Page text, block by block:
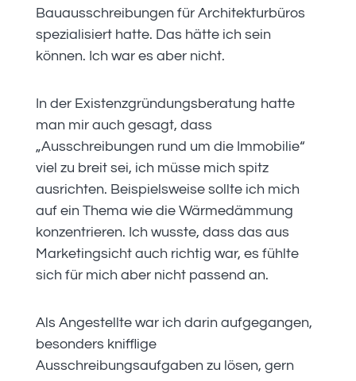
Bauausschreibungen für Architekturbüros
spezialisiert hatte. Das hätte ich sein
können. Ich war es aber nicht.
In der Existenzgründungsberatung hatte
man mir auch gesagt, dass
„Ausschreibungen rund um die Immobilie“
viel zu breit sei, ich müsse mich spitz
ausrichten. Beispielsweise sollte ich mich
auf ein Thema wie die Wärmedämmung
konzentrieren. Ich wusste, dass das aus
Marketingsicht auch richtig war, es fühlte
sich für mich aber nicht passend an.
Als Angestellte war ich darin aufgegangen,
besonders knifflige
Ausschreibungsaufgaben zu lösen, gern